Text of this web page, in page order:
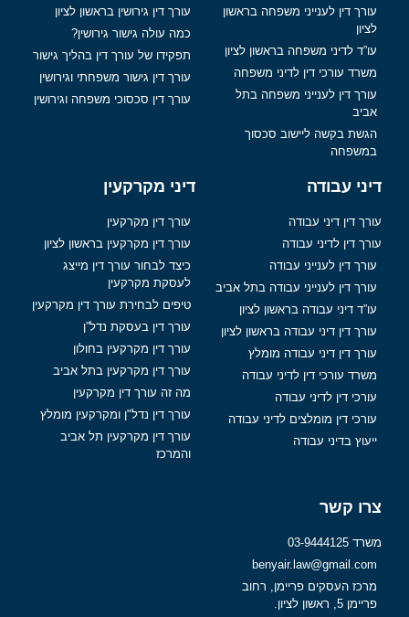
עורך דין לענייני משפחה בראשון
לציון
עו”ד לדיני משפחה בראשון לציון
משרד עורכי דין לדיני משפחה
עורך דין לענייני משפחה בתל
אביב
הגשת בקשה ליישוב סכסוך
במשפחה
עורך דין גירושין בראשון לציון
כמה עולה גישור גירושין?
תפקידו של עורך דין בהליך גישור
עורך דין גישור משפחתי וגירושין
עורך דין סכסוכי משפחה וגירושין
דיני עבודה
עורך דין דיני עבודה
עורך דין לדיני עבודה
עורך דין לענייני עבודה
עורך דין לענייני עבודה בתל אביב
עו”ד דיני עבודה בראשון לציון
עורך דין דיני עבודה בראשון לציון
עורך דין דיני עבודה מומלץ
משרד עורכי דין לדיני עבודה
עורכי דין לדיני עבודה
עורכי דין מומלצים לדיני עבודה
ייעוץ בדיני עבודה
דיני מקרקעין
עורך דין מקרקעין
עורך דין מקרקעין בראשון לציון
כיצד לבחור עורך דין מייצג
לעסקת מקרקעין
טיפים לבחירת עורך דין מקרקעין
עורך דין בעסקת נדל”ן
עורך דין מקרקעין בחולון
עורך דין מקרקעין בתל אביב
מה זה עורך דין מקרקעין
עורך דין נדל"ן ומקרקעין מומלץ
עורך דין מקרקעין תל אביב
והמרכז
צרו קשר
משרד 03-9444125
benyair.law@gmail.com
מרכז העסקים פריימן, רחוב
פריימן 5, ראשון לציון.